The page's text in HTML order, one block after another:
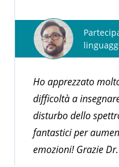
Ho apprezzato
difficoltà a
disturbo dello
fantastici per
emozioni! Grazie